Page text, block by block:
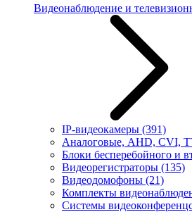
Видеонаблюдение и
IP-видеокамеры (391)
Аналоговые, AHD, CVI,
Блоки бесперебойного и
Видеорегистраторы (135)
Видеодомофоны (21)
Комплекты
Системы